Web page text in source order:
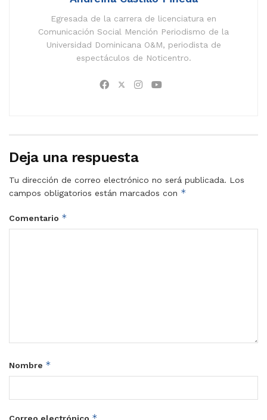
Egresada de la carrera de licenciatura en
Comunicación Social Mención Periodismo de la
Universidad Dominicana O&M, periodista de
espectáculos de Noticentro.
Deja una respuesta
Tu dirección de correo electrónico no será publicada. Los
campos obligatorios están marcados con *
Comentario *
Nombre *
Correo electrónico